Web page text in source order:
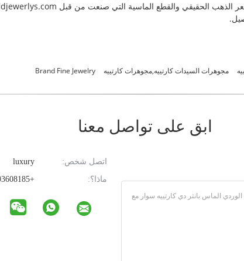
مجوهرات السيدات كارتييه,مجوهرات كارتييه Brand Fine Jewelry
ابق على تواصل معنا
اتصل شخص:
ماذا؟:
+85293608185